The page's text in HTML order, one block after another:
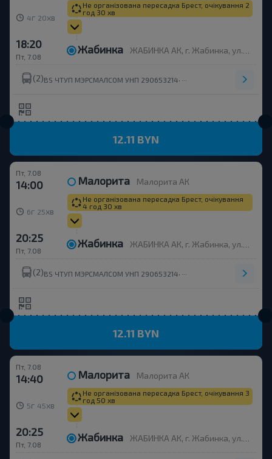
4г 20 хв
Не організована пересадка Брест, очікування 2
год 30 хв
Пт, 7.08
18:20 Жабинка ЖАБИНКА АК, г. Жабинка, ул. Пионерская, 8
(2)BS ЧТУП МЭРСМАЛСОМ УНП 290653214 ООО ДРАХМАТРАНС
12.11 BYN
Пт, 7.08
14:00 Малорита Малорита АК
6г 25 хв
Не організована пересадка Брест, очікування
4 год 30 хв
Пт, 7.08
20:25 Жабинка ЖАБИНКА АК, г. Жабинка, ул. Пионерская, 8
(2)BS ЧТУП МЭРСМАЛСОМ УНП 290653214 ООО ДРАХМАТРАНС
12.11 BYN
Пт, 7.08
14:40 Малорита Малорита АК
5г 45 хв
Не організована пересадка Брест, очікування 3
год 50 хв
Пт, 7.08
20:25 Жабинка ЖАБИНКА АК, г. Жабинка, ул. Пионерская, 8